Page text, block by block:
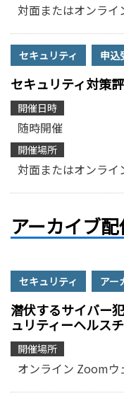
対面またはオンライ
セキュリティ 申込
セキュリティ対策
開催日時
随時開催
開催場所
対面またはオンライ
アーカイブ
セキュリティ アー
潜伏するサイバー
ュリティーヘルス
開催場所
オンライン Zoomウ